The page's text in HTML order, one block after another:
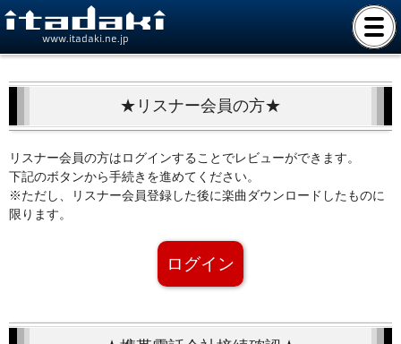
www.itadaki.ne.jp
★リスナー会員の方★
リスナー会員の方はログインすることでレビューができます。
下記のボタンから手続きを進めてください。
※ただし、リスナー会員登録した後に楽曲ダウンロードしたものに
限ります。
ログイン